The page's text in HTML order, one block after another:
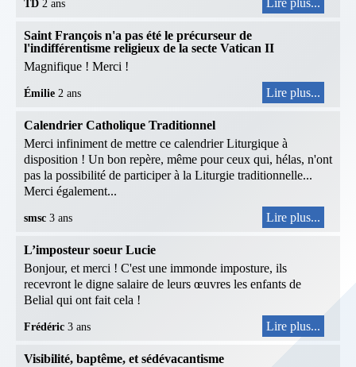
TD 2 ans Lire plus...
Saint François n'a pas été le précurseur de
l'indifférentisme religieux de la secte Vatican II
Magnifique ! Merci !
Émilie 2 ans Lire plus...
Calendrier Catholique Traditionnel
Merci infiniment de mettre ce calendrier Liturgique à
disposition ! Un bon repère, même pour ceux qui, hélas, n'ont
pas la possibilité de participer à la Liturgie traditionnelle...
Merci également...
smsc 3 ans Lire plus...
L’imposteur soeur Lucie
Bonjour, et merci ! C'est une immonde imposture, ils
recevront le digne salaire de leurs œuvres les enfants de
Belial qui ont fait cela !
Frédéric 3 ans Lire plus...
Visibilité, baptême, et sédévacantisme